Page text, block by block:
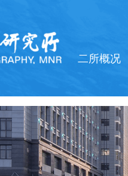
二所概况